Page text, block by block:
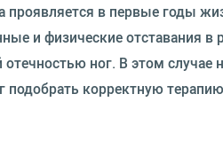
проявляется в первые годы
и физические отставания в
ног. В этом случае
корректную